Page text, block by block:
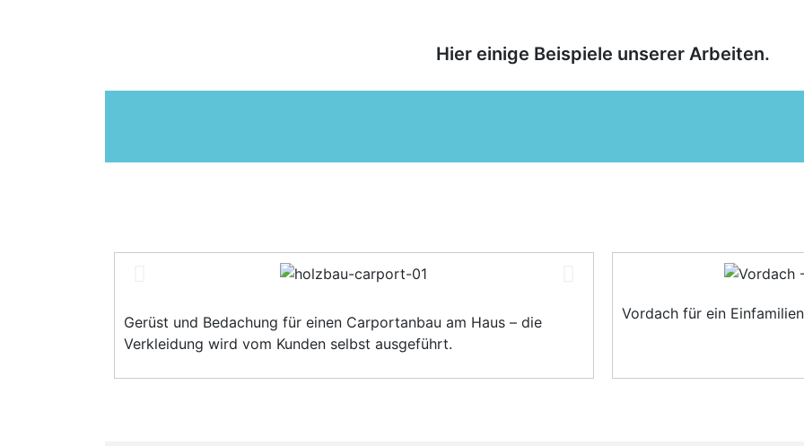
Hier einige Beispiele unserer Arbeiten.
Gerüst und Bedachung für einen Carportanbau am Haus – die
Verkleidung wird vom Kunden selbst ausgeführt.
Vordach für ein